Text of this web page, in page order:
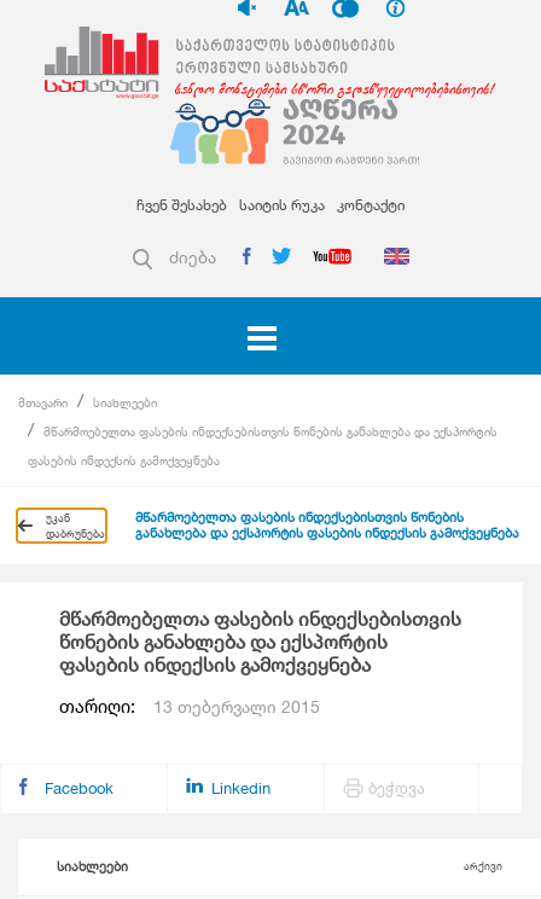
ჩვენ შესახებ საიტის რუკა კონტაქტი
ძიება
მთავარი
სიახლეები
მწარმოებელთა ფასების ინდექსებისთვის წონების განახლება და ექსპორტის
ფასების ინდექსის გამოქვეყნება
უკან
დაბრუნება
მწარმოებელთა ფასების ინდექსებისთვის წონების
განახლება და ექსპორტის ფასების ინდექსის გამოქვეყნება
მწარმოებელთა ფასების ინდექსებისთვის
წონების განახლება და ექსპორტის
ფასების ინდექსის გამოქვეყნება
თარიღი: 13 თებერვალი 2015
Facebook Linkedin ბეჭდვა
სიახლეები არქივი